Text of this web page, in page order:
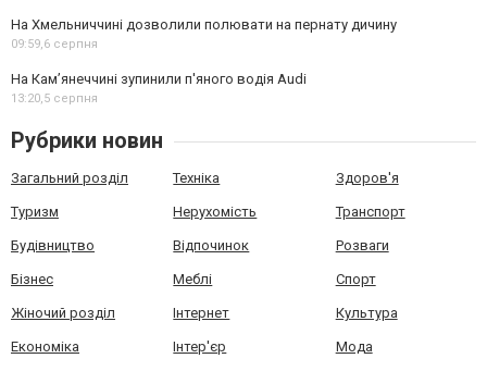
На Хмельниччині дозволили полювати на пернату дичину
09:59,6 серпня
На Камʼянеччині зупинили п'яного водія Audi
13:20,5 серпня
Рубрики новин
Загальний розділ Техніка Здоров'я
Туризм Нерухомість Транспорт
Будівництво Відпочинок Розваги
Бізнес Меблі Спорт
Жіночий розділ Інтернет Культура
Економіка Інтер'єр Мода